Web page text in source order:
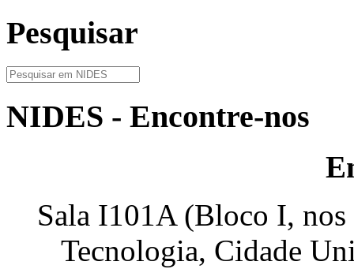
Pesquisar
NIDES - Encontre-nos
Sala I101A (Bloco I,
Tecnologia, Cidade